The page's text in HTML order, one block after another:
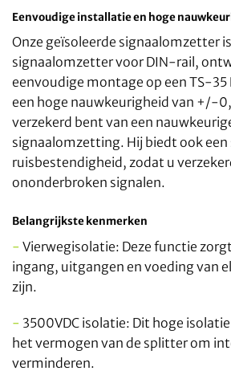
Eenvoudige installatie en hoge
Onze geïsoleerde signaalomzetter
signaalomzetter voor DIN-rail,
eenvoudige montage op een TS-
een hoge nauwkeurigheid van +/-
verzekerd bent van een
signaalomzetting. Hij biedt ook een
ruisbestendigheid, zodat u
ononderbroken signalen.
Belangrijkste kenmerken
- Vierwegisolatie: Deze functie
ingang, uitgangen en voeding van
zijn.
- 3500VDC isolatie: Dit hoge
het vermogen van de splitter om
verminderen.